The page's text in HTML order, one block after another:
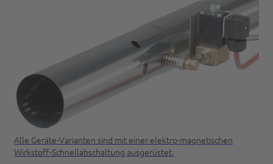
Alle Geräte-Varianten sind mit einer elektro-magnetischen
Wirkstoff-Schnellabschaltung ausgerüstet.